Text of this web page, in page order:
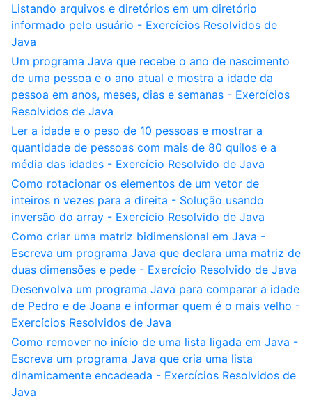
Listando arquivos e diretórios em um diretório
informado pelo usuário - Exercícios Resolvidos de
Java
Um programa Java que recebe o ano de nascimento
de uma pessoa e o ano atual e mostra a idade da
pessoa em anos, meses, dias e semanas - Exercícios
Resolvidos de Java
Ler a idade e o peso de 10 pessoas e mostrar a
quantidade de pessoas com mais de 80 quilos e a
média das idades - Exercício Resolvido de Java
Como rotacionar os elementos de um vetor de
inteiros n vezes para a direita - Solução usando
inversão do array - Exercício Resolvido de Java
Como criar uma matriz bidimensional em Java -
Escreva um programa Java que declara uma matriz de
duas dimensões e pede - Exercício Resolvido de Java
Desenvolva um programa Java para comparar a idade
de Pedro e de Joana e informar quem é o mais velho -
Exercícios Resolvidos de Java
Como remover no início de uma lista ligada em Java -
Escreva um programa Java que cria uma lista
dinamicamente encadeada - Exercícios Resolvidos de
Java